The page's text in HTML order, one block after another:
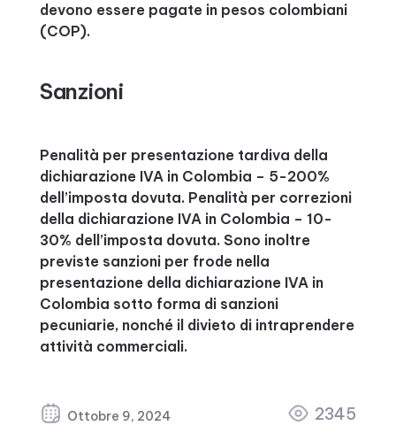
devono essere pagate in pesos colombiani
(COP).
Sanzioni
Penalità per presentazione tardiva della
dichiarazione IVA in Colombia – 5-200%
dell’imposta dovuta. Penalità per correzioni
della dichiarazione IVA in Colombia – 10-
30% dell’imposta dovuta. Sono inoltre
previste sanzioni per frode nella
presentazione della dichiarazione IVA in
Colombia sotto forma di sanzioni
pecuniarie, nonché il divieto di intraprendere
attività commerciali.
Ottobre 9, 2024 2345